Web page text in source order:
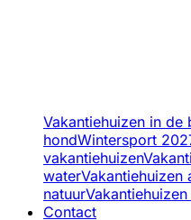
Vakantiehuizen in de
hondWintersport
vakantiehuizen
waterVakantiehuizen
natuur
Contact